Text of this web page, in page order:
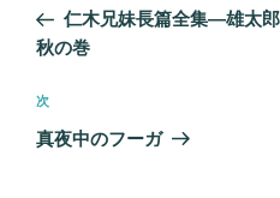
ナ
ビ
ゲ
シ
の
投
仁木兄妹長篇全集―雄太
秋の巻
次
の
次
真夜中のフーガ